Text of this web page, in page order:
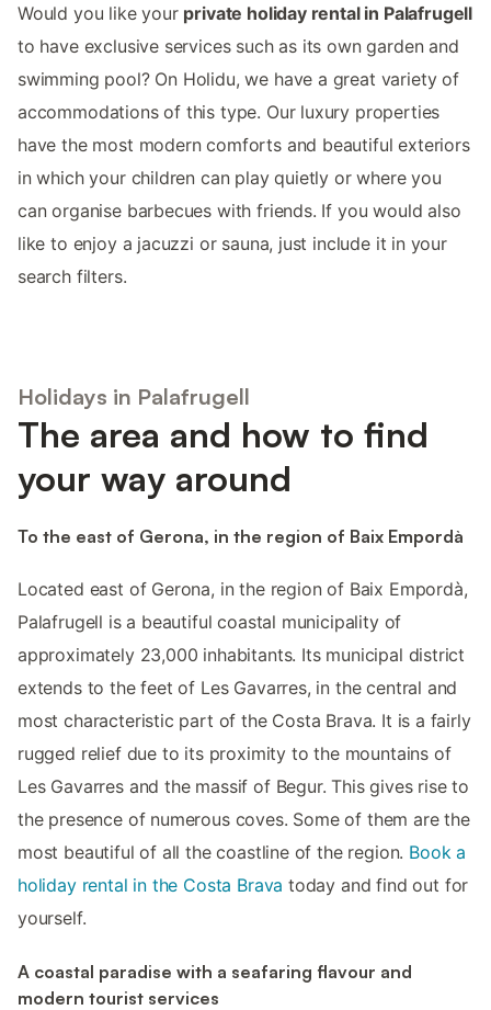
Would you like your private holiday rental in Palafrugell
to have exclusive services such as its own garden and
swimming pool? On Holidu, we have a great variety of
accommodations of this type. Our luxury properties
have the most modern comforts and beautiful exteriors
in which your children can play quietly or where you
can organise barbecues with friends. If you would also
like to enjoy a jacuzzi or sauna, just include it in your
search filters.
Holidays in Palafrugell
The area and how to find
your way around
To the east of Gerona, in the region of Baix Empordà
Located east of Gerona, in the region of Baix Empordà,
Palafrugell is a beautiful coastal municipality of
approximately 23,000 inhabitants. Its municipal district
extends to the feet of Les Gavarres, in the central and
most characteristic part of the Costa Brava. It is a fairly
rugged relief due to its proximity to the mountains of
Les Gavarres and the massif of Begur. This gives rise to
the presence of numerous coves. Some of them are the
most beautiful of all the coastline of the region. Book a
holiday rental in the Costa Brava today and find out for
yourself.
A coastal paradise with a seafaring flavour and
modern tourist services